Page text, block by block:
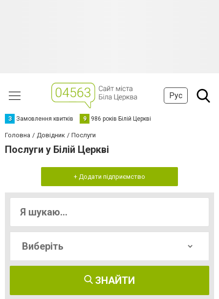
Рус
З Замовлення квитків 9 986 років Білій Церкві
Головна Довідник Послуги
Послуги у Білій Церкві
+ Додати підприємство
ЗНАЙТИ